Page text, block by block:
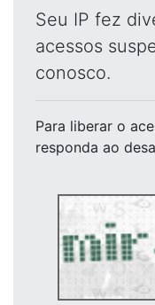
Seu IP fez
acessos
conosco.
Para liberar o
responda ao